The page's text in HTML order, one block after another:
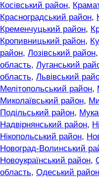
Косівський район,
Красноградський район,
Кременчуцький район,
Кропивницький район,
район, Лозівський район,
область, Луганський
область, Львівський
Мелітопольський район,
Миколаївський район,
Подільський район,
Надвірнянський район,
Нікопольський район,
Новоград-Волинський
Новоукраїнський район,
область, Одеський район